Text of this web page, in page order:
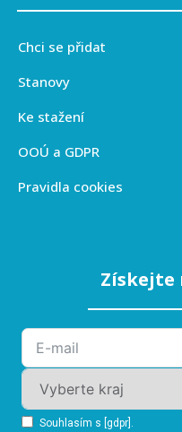
Chci se přidat
Stanovy
Ke stažení
OOÚ a GDPR
Pravidla cookies
Získejte
Souhlasím s [gdpr].